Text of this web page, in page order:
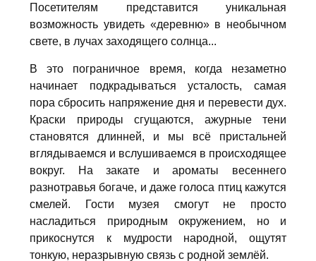
Посетителям представится уникальная
возможность увидеть «деревню» в необычном
свете, в лучах заходящего солнца...
В это пограничное время, когда незаметно
начинает подкрадываться усталость, самая
пора сбросить напряжение дня и перевести дух.
Краски природы сгущаются, ажурные тени
становятся длинней, и мы всё пристальней
вглядываемся и вслушиваемся в происходящее
вокруг. На закате и ароматы весеннего
разнотравья богаче, и даже голоса птиц кажутся
смелей. Гости музея смогут не просто
насладиться природным окружением, но и
прикоснутся к мудрости народной, ощутят
тонкую, неразрывную связь с родной землёй.